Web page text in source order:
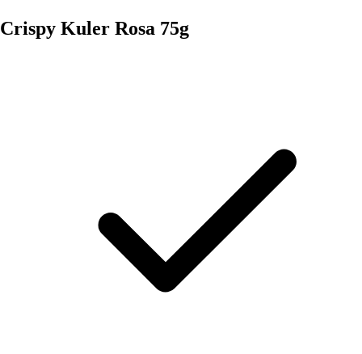
Crispy Kuler Rosa 75g